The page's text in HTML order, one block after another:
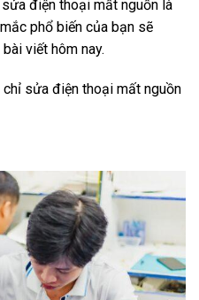
điện thoại mất nguồn là
phổ biến của bạn sẽ
viết hôm nay.
sửa điện thoại mất nguồn